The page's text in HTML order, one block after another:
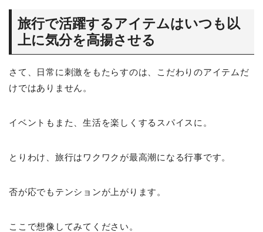
旅行で活躍するアイテムはいつも以
上に気分を高揚させる
さて、日常に刺激をもたらすのは、こだわりのアイテムだ
けではありません。
イベントもまた、生活を楽しくするスパイスに。
とりわけ、旅行はワクワクが最高潮になる行事です。
否が応でもテンションが上がります。
ここで想像してみてください。